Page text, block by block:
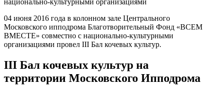
национально-культурными организациями
04 июня 2016 года в колонном зале Центрального
Московского ипподрома Благотворительный Фонд «ВСЕМ
ВМЕСТЕ» совместно с национально-культурными
организациями провел III Бал кочевых культур.
III Бал кочевых культур на
территории Московского Ипподрома